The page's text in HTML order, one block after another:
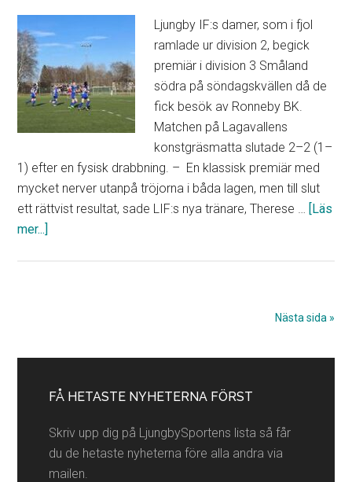
Nora
avgjorde”
Ljungby IF:s damer, som i fjol
ramlade ur division 2, begick
premiär i division 3 Småland
södra på söndagskvällen då de
fick besök av Ronneby BK.
Matchen på Lagavallens
konstgräsmatta slutade 2–2 (1–
1) efter en fysisk drabbning. – En klassisk premiär med
mycket nerver utanpå tröjorna i båda lagen, men till slut
ett rättvist resultat, sade LIF:s nya tränare, Therese … [Läs
mer...]
rättvist
Nästa sida »
sidofält
FÅ HETASTE NYHETERNA FÖRST
Skriv upp dig på LjungbySportens lista så får
du de hetaste nyheterna före alla andra via
mailen.